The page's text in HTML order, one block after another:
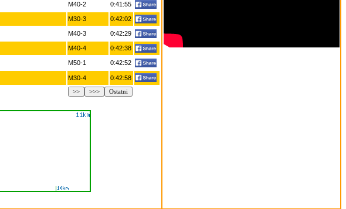
M40-2 0:41:55
M30-3 0:42:02
M40-3 0:42:29
M40-4 0:42:38
M50-1 0:42:52
M30-4 0:42:58
Ostatni
>>>
>>